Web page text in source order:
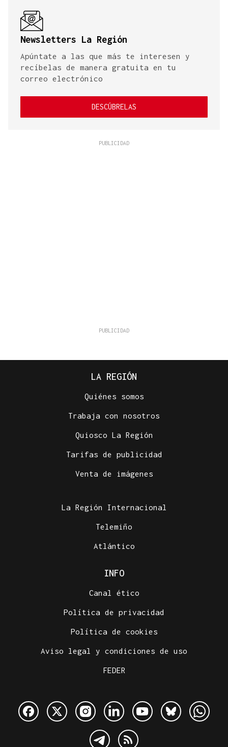
Newsletters La Región
Apúntate a las que más te interesen y
recíbelas de manera gratuita en tu
correo electrónico
DESCÚBRELAS
LA REGIÓN
Quiénes somos
Trabaja con nosotros
Quiosco La Región
Tarifas de publicidad
Venta de imágenes
La Región Internacional
Telemiño
Atlántico
INFO
Canal ético
Política de privacidad
Política de cookies
Aviso legal y condiciones de uso
FEDER